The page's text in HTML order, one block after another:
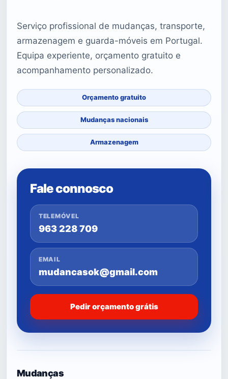
Serviço profissional de mudanças, transporte,
armazenagem e guarda-móveis em Portugal.
Equipa experiente, orçamento gratuito e
acompanhamento personalizado.
Orçamento gratuito
Mudanças nacionais
Armazenagem
Fale connosco
TELEMÓVEL
963 228 709
EMAIL
mudancasok@gmail.com
Pedir orçamento grátis
Mudanças